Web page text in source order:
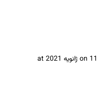
on 11 ژانویه 2021 at